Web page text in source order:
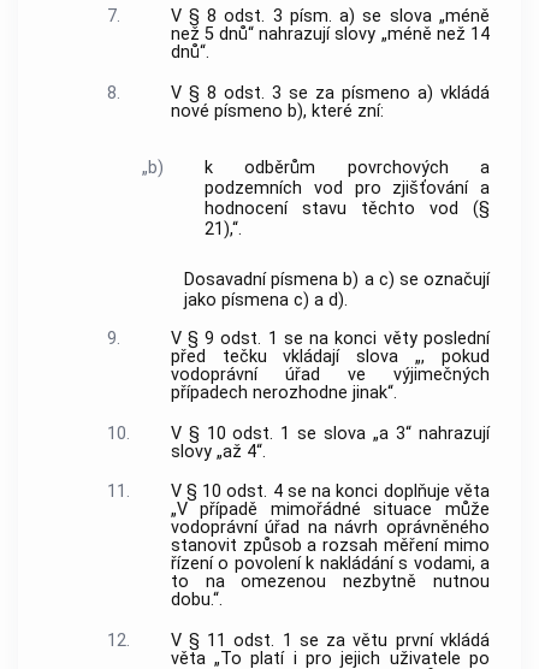
7.
V § 8 odst. 3 písm. a) se slova „méně
než 5 dnů“ nahrazují slovy „méně než 14
dnů“.
8.
V § 8 odst. 3 se za písmeno a) vkládá
nové písmeno b), které zní:
„b)
k odběrům povrchových a
podzemních vod pro zjišťování a
hodnocení stavu těchto vod (§
21),“.
Dosavadní písmena b) a c) se označují
jako písmena c) a d).
9.
V § 9 odst. 1 se na konci věty poslední
před tečku vkládají slova „, pokud
vodoprávní úřad ve výjimečných
případech nerozhodne jinak“.
10.
V § 10 odst. 1 se slova „a 3“ nahrazují
slovy „až 4“.
11.
V § 10 odst. 4 se na konci doplňuje věta
„V případě mimořádné situace může
vodoprávní úřad na návrh oprávněného
stanovit způsob a rozsah měření mimo
řízení o povolení k nakládání s vodami, a
to na omezenou nezbytně nutnou
dobu.“.
12.
V § 11 odst. 1 se za větu první vkládá
věta „To platí i pro jejich uživatele po